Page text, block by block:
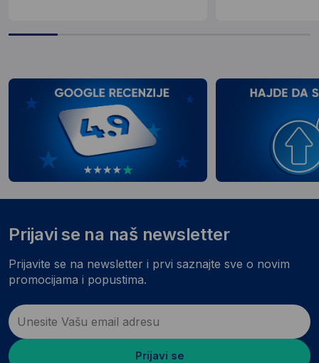
Prijavi se na naš newsletter
Prijavite se na newsletter i prvi saznajte sve o novim
promocijama i popustima.
Prijavi se